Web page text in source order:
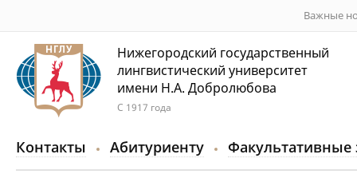
Важные
Нижегородский государственный
лингвистический университет
имени Н.А. Добролюбова
С 1917 года
Контакты Абитуриенту Факультативные